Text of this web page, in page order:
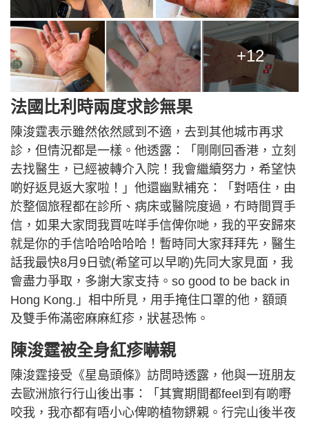
+12
法國比利時兩度求診無果
陳浚霆表示雖然依然感到不適，去到其他城市再求
診，但情況都是一樣。他透露：「剛剛回香港，立刻
去找醫生，已經被轉介入院！我會繼續努力，希望快
啲好返見返大家啦！」他還幽默補充：「對唔住，由
於整個旅程都在診所、病床或醫院度過，冇時間買手
信，如果大家問我買咗咩手信俾你哋，我的平安歸來
就是你的手信哈哈哈哈哈！暫時同大家拜拜先，醫生
話我最快8月9日號(希望可以早啲)先同大家見面，我
會盡力爭取，多謝大家支持。so good to be back in
Hong Kong.」相中所見，用手掩住口罩的他，額頭
及雙手佈滿密麻麻紅疹，狀甚恐怖。
陳浚霆被全身紅疹嚇親
陳浚霆接受《星島頭條》訪問時透露，他與一班朋友
去歐洲旅行行山後出事：「其實期間都feel到有啲嘢
咬我，我亦都有唔小心俾啲植物鎅親。行完山後半夜